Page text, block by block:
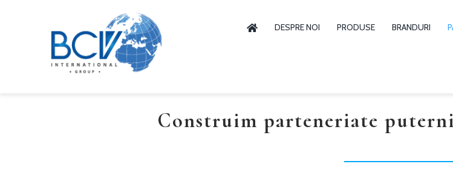
DESPRE NOI PRODUSE BRANDURI
Construim parteneriate